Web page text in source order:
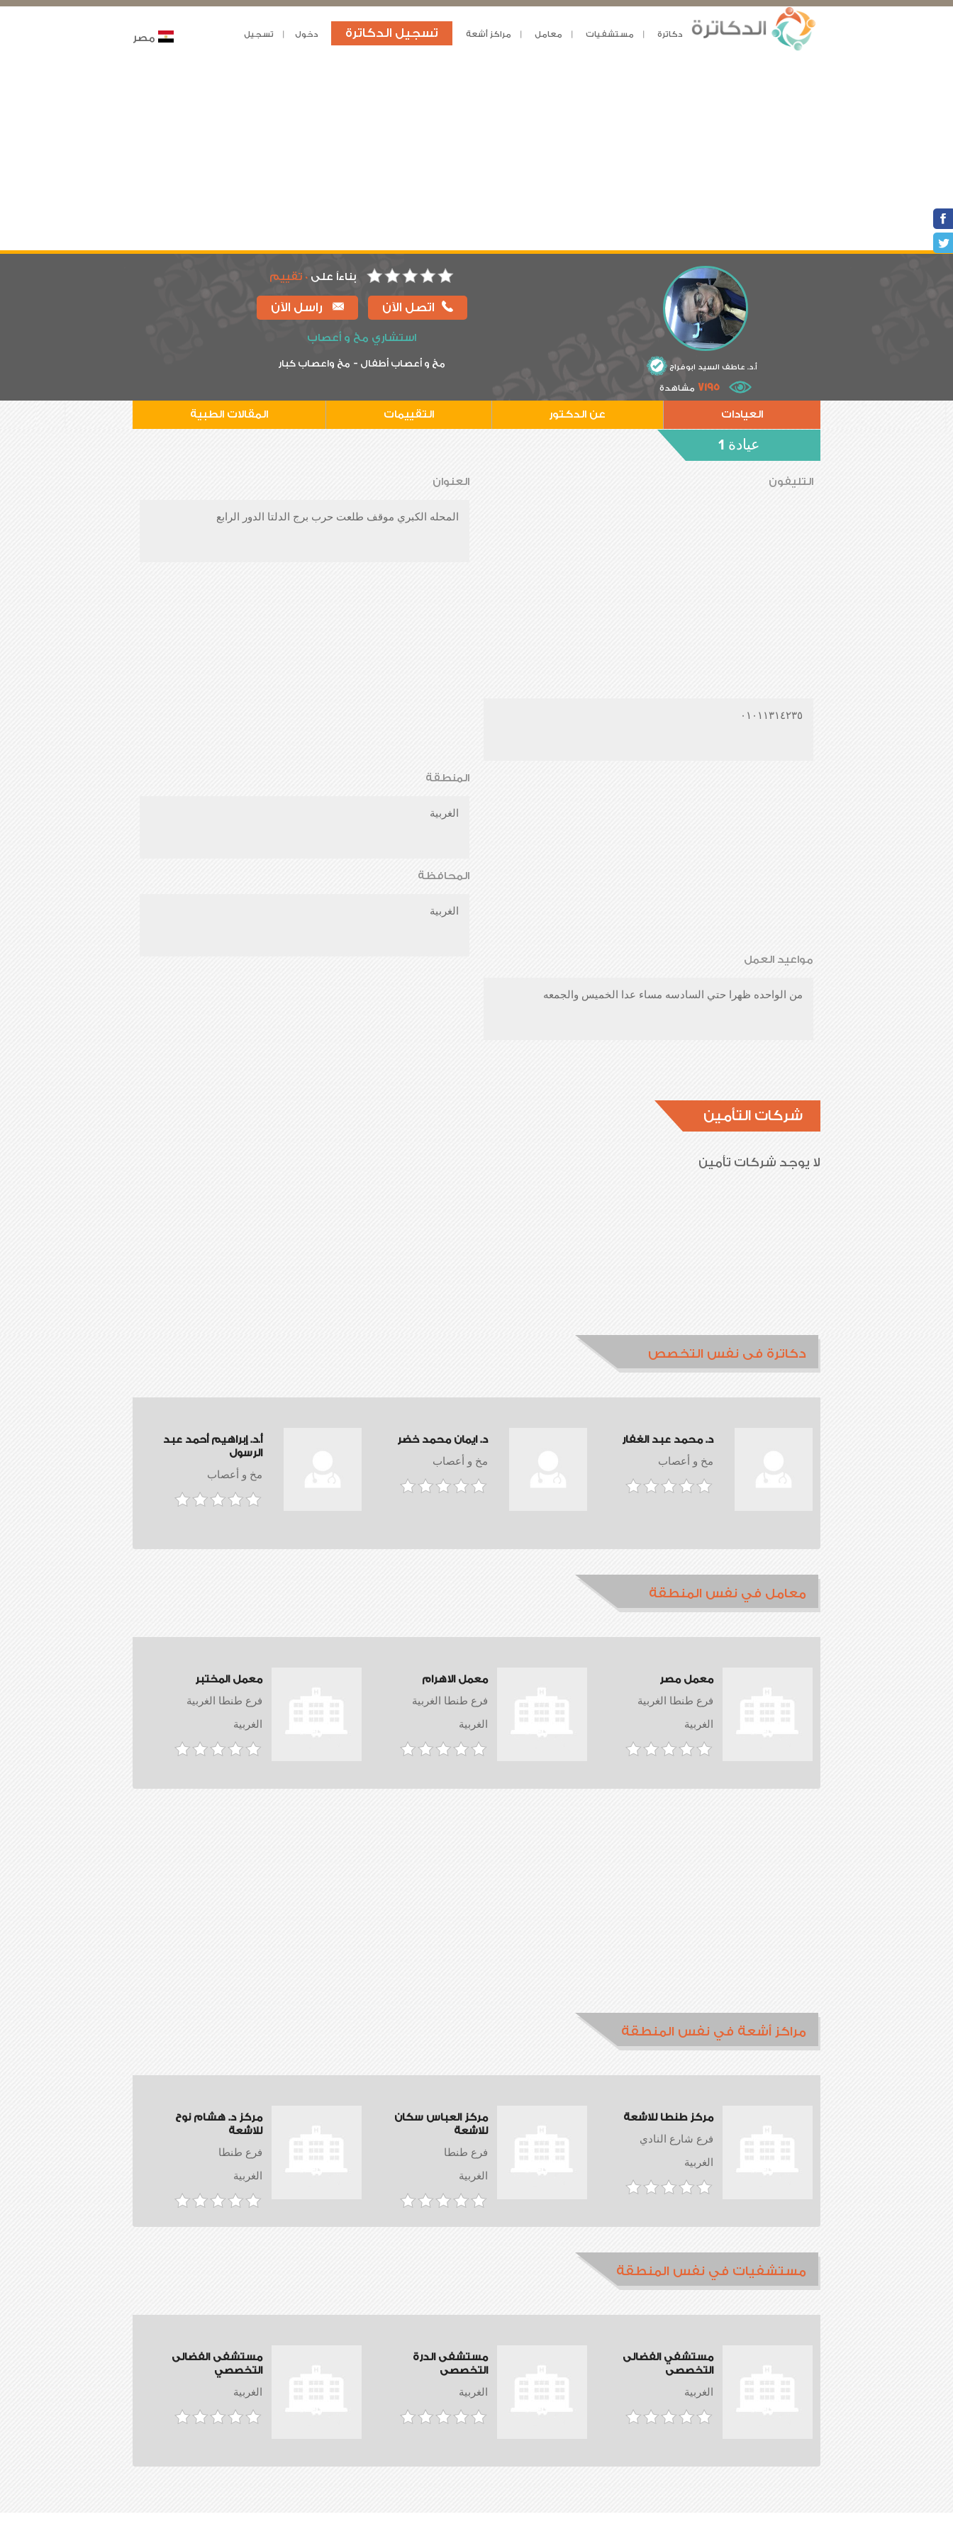
دكاترة مستشفيات معامل مراكز أشعة تسجيل الدكاترة دخول تسجيل مصر
أ.د. عاطف السيد ابوفراج
7195 مشاهدة
بناءاً على0 تقييم
اتصل الآن راسل الآن
استشاري مخ و أعصاب
مخ و أعصاب أطفال - مخ واعصاب كبار
العيادات عن الدكتور التقييمات المقالات الطبية
عيادة 1
التليفون
٠١٠١١٣١٤٢٣٥
مواعيد العمل
من الواحده ظهرا حتي السادسه مساء عدا الخميس والجمعه
العنوان
المحله الكبري موقف طلعت حرب برج الدلتا الدور الرابع
المنطقة
الغربية
المحافظة
الغربية
شركات التأمين
لا يوجد شركات تأمين
دكاترة فى نفس التخصص
أ.د. إبراهيم أحمد عبد
الرسول
مخ و أعصاب
د. ايمان محمد خضر
مخ و أعصاب
د. محمد عبد الغفار
مخ و أعصاب
معامل في نفس المنطقة
معمل المختبر
فرع طنطا الغربية
الغربية
معمل الاهرام
فرع طنطا الغربية
الغربية
معمل مصر
فرع طنطا الغربية
الغربية
مراكز أشعة في نفس المنطقة
مركز د. هشام نوح
للاشعة
فرع طنطا
الغربية
مركز العباس سكان
للاشعة
فرع طنطا
الغربية
مركز طنطا للاشعة
فرع شارع النادي
الغربية
مستشفيات في نفس المنطقة
مستشفى الفضالى
التخصصي
الغربية
مستشفى الدرة
التخصصى
الغربية
مستشفي الفضالى
التخصصى
الغربية